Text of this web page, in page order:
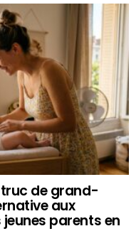
truc de grand-
aux
parents en